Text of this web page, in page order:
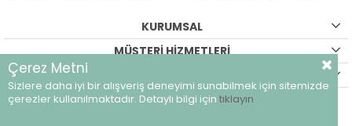
KURUMSAL
MÜŞTERİ HİZMETLERİ
©breeze.com.tr - Tüm hakları saklıdır.
Çerez Metni
Sizlere daha iyi bir alışveriş deneyimi sunabilmek için sitemizde
çerezler kullanılmaktadır. Detaylı bilgi için tıklayın